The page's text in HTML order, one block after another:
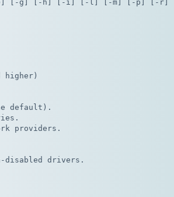
e] [-g] [-h] [-i] [-l] [-m] [-p] [-r]
higher)
default).
providers.
disabled drivers.